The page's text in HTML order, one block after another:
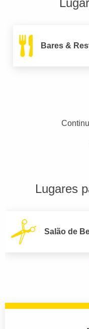
Bares &
Lugares
Salão de